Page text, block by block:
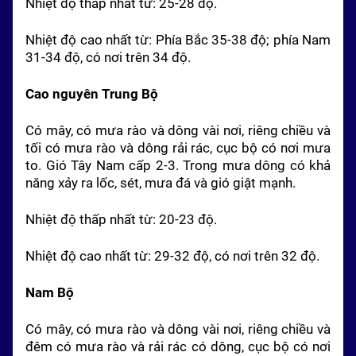
Nhiệt độ thấp nhất từ: 25-28 độ.
Nhiệt độ cao nhất từ: Phía Bắc 35-38 độ; phía Nam
31-34 độ, có nơi trên 34 độ.
Cao nguyên Trung Bộ
Có mây, có mưa rào và dông vài nơi, riêng chiều và
tối có mưa rào và dông rải rác, cục bộ có nơi mưa
to. Gió Tây Nam cấp 2-3. Trong mưa dông có khả
năng xảy ra lốc, sét, mưa đá và gió giật mạnh.
Nhiệt độ thấp nhất từ: 20-23 độ.
Nhiệt độ cao nhất từ: 29-32 độ, có nơi trên 32 độ.
Nam Bộ
Có mây, có mưa rào và dông vài nơi, riêng chiều và
đêm có mưa rào và rải rác có dông, cục bộ có nơi